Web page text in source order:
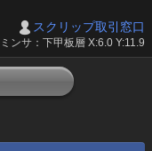
スクリップ取引窓口
ンサ：下甲板層 X:6.0 Y:11.9